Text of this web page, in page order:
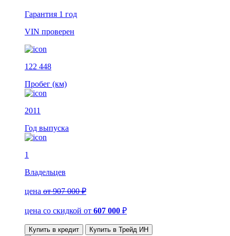
Гарантия 1 год
VIN проверен
122 448
Пробег (км)
2011
Год выпуска
1
Владельцев
цена от 907 000 ₽
цена со скидкой от 607 000 ₽
Купить в кредит Купить в Трейд ИН